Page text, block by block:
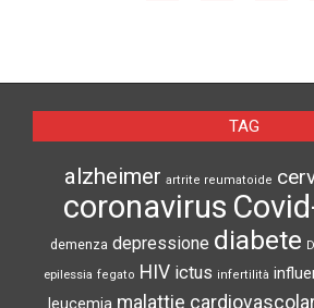
TAG
alzheimer
coronavirus
demenza depressione diabete
HIV ictus
leucemia malattie